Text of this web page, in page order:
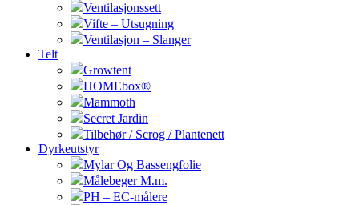
Ventilasjonssett
Vifte – Utsugning
Ventilasjon – Slanger
Telt
Growtent
HOMEbox®
Mammoth
Secret Jardin
Tilbehør / Scrog / Plantenett
Dyrkeutstyr
Mylar Og Bassengfolie
Målebeger M.m.
PH – EC-målere